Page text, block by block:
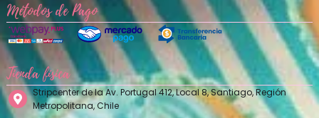
Métodos de Pago
Tienda física
Stripcenter de la Av. Portugal 412, Local 8, Santiago, Región
Metropolitana, Chile